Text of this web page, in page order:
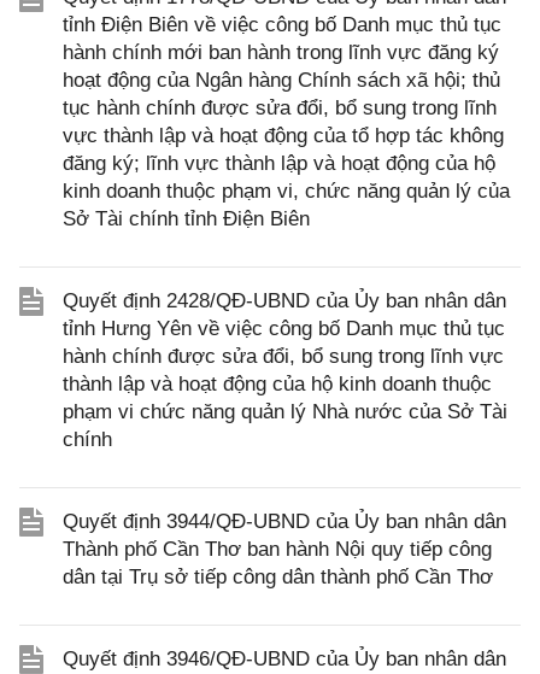
tỉnh Điện Biên về việc công bố Danh mục thủ tục
hành chính mới ban hành trong lĩnh vực đăng ký
hoạt động của Ngân hàng Chính sách xã hội; thủ
tục hành chính được sửa đổi, bổ sung trong lĩnh
vực thành lập và hoạt động của tổ hợp tác không
đăng ký; lĩnh vực thành lập và hoạt động của hộ
kinh doanh thuộc phạm vi, chức năng quản lý của
Sở Tài chính tỉnh Điện Biên
Quyết định 2428/QĐ-UBND của Ủy ban nhân dân
tỉnh Hưng Yên về việc công bố Danh mục thủ tục
hành chính được sửa đổi, bổ sung trong lĩnh vực
thành lập và hoạt động của hộ kinh doanh thuộc
phạm vi chức năng quản lý Nhà nước của Sở Tài
chính
Quyết định 3944/QĐ-UBND của Ủy ban nhân dân
Thành phố Cần Thơ ban hành Nội quy tiếp công
dân tại Trụ sở tiếp công dân thành phố Cần Thơ
Quyết định 3946/QĐ-UBND của Ủy ban nhân dân